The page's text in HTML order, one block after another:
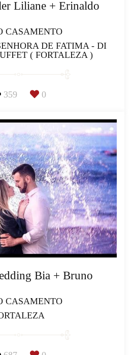
Liliane + Erinaldo
CASAMENTO
DE FATIMA - DI
( FORTALEZA )
359 0
Bia + Bruno
CASAMENTO